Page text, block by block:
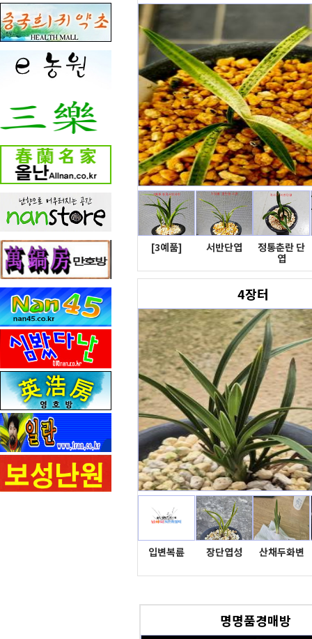
[3예품] 서반단엽
정통춘란 단
엽
4장터
입변복륜 장단엽성 산채두화변
명명품경매방